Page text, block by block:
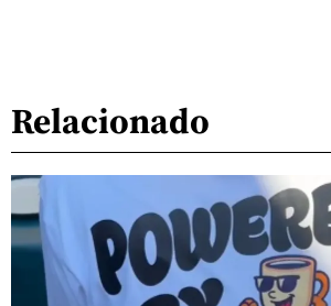
Relacionado